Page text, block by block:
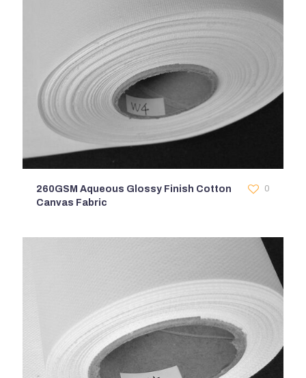
260GSM Aqueous Glossy Finish Cotton
Canvas Fabric
0